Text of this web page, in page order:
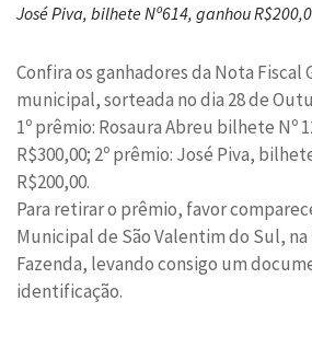
José Piva, bilhete Nº614, ganhou
Confira os ganhadores da Nota Fiscal
municipal, sorteada no dia 28 de
1º prêmio: Rosaura Abreu bilhete Nº
R$300,00; 2º prêmio: José Piva,
R$200,00.
Para retirar o prêmio, favor
Municipal de São Valentim do Sul,
Fazenda, levando consigo um
identificação.